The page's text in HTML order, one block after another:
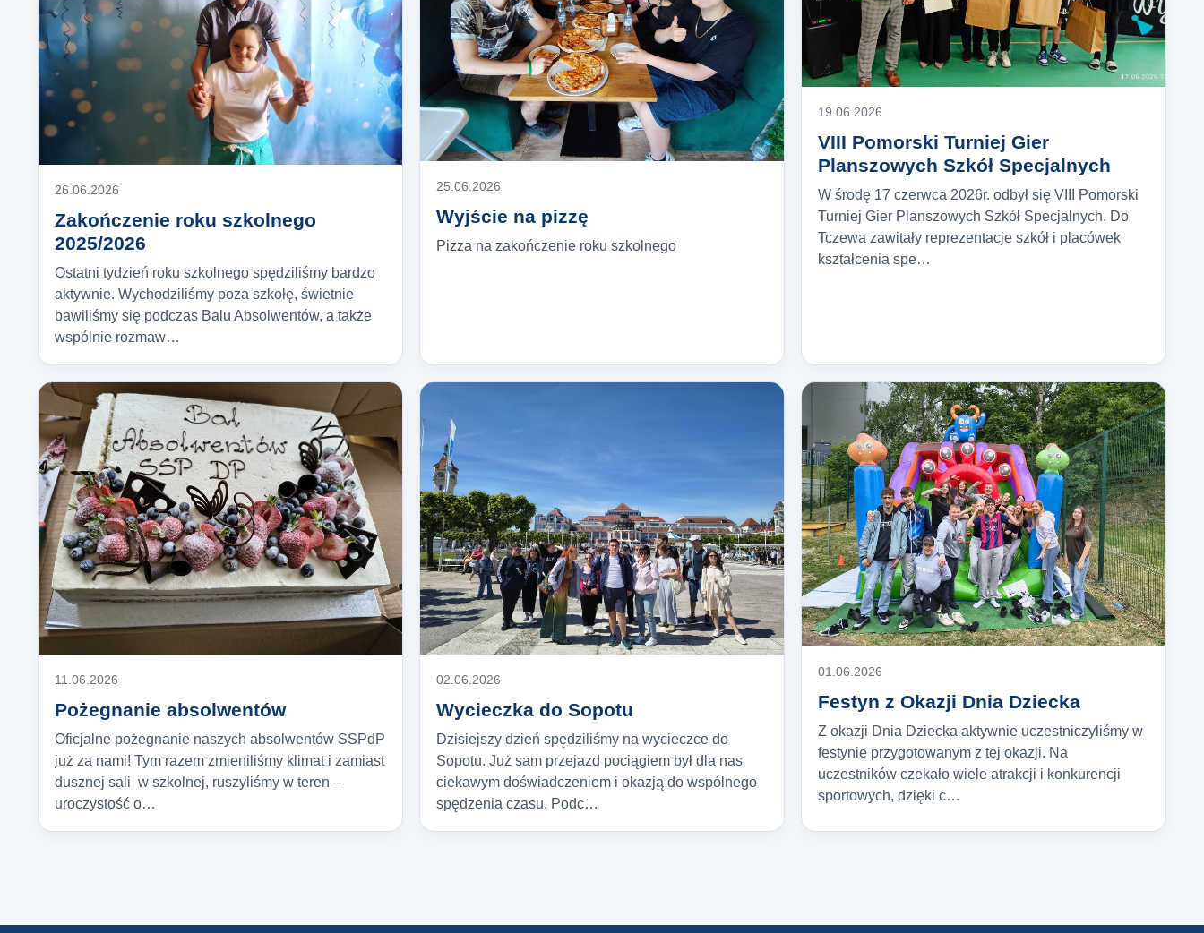
26.06.2026
Zakończenie roku szkolnego
2025/2026
Ostatni tydzień roku szkolnego spędziliśmy bardzo
aktywnie. Wychodziliśmy poza szkołę, świetnie
bawiliśmy się podczas Balu Absolwentów, a także
wspólnie rozmaw…
25.06.2026
Wyjście na pizzę
Pizza na zakończenie roku szkolnego
19.06.2026
VIII Pomorski Turniej Gier
Planszowych Szkół Specjalnych
W środę 17 czerwca 2026r. odbył się VIII Pomorski
Turniej Gier Planszowych Szkół Specjalnych. Do
Tczewa zawitały reprezentacje szkół i placówek
kształcenia spe…
11.06.2026
Pożegnanie absolwentów
Oficjalne pożegnanie naszych absolwentów SSPdP
już za nami! Tym razem zmieniliśmy klimat i zamiast
dusznej sali w szkolnej, ruszyliśmy w teren –
uroczystość o…
02.06.2026
Wycieczka do Sopotu
Dzisiejszy dzień spędziliśmy na wycieczce do
Sopotu. Już sam przejazd pociągiem był dla nas
ciekawym doświadczeniem i okazją do wspólnego
spędzenia czasu. Podc…
01.06.2026
Festyn z Okazji Dnia Dziecka
Z okazji Dnia Dziecka aktywnie uczestniczyliśmy w
festynie przygotowanym z tej okazji. Na
uczestników czekało wiele atrakcji i konkurencji
sportowych, dzięki c…